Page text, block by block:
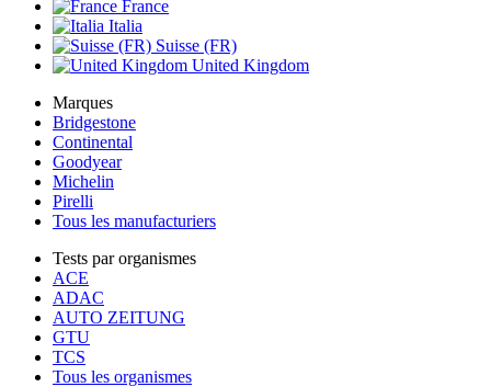
France
Italia
Suisse (FR)
United Kingdom
Marques
Bridgestone
Continental
Goodyear
Michelin
Pirelli
Tous les manufacturiers
Tests par organismes
ACE
ADAC
AUTO ZEITUNG
GTU
TCS
Tous les organismes